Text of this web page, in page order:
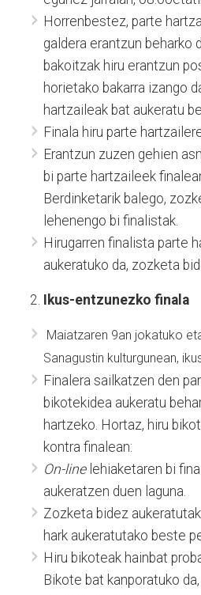
Horrenbestez, parte
galdera erantzun beharko
bakoitzak hiru erantzun
horietako bakarra izango
hartzaileak bat aukeratu
Finala hiru parte
Erantzun zuzen gehien
bi parte hartzaileek
Berdinketarik balego,
lehenengo bi finalistak.
Hirugarren finalista parte
aukeratuko da, zozketa
Ikus-entzunezko finala
Maiatzaren 9an jokatuko
Sanagustin kulturgunean,
Finalera sailkatzen den
bikotekidea aukeratu
hartzeko. Hortaz, hiru
kontra finalean:
On-linelehiaketaren bi
aukeratzen duen laguna.
Zozketa bidez
hark aukeratutako beste
Hiru bikoteak hainbat
Bikote bat kanporatuko